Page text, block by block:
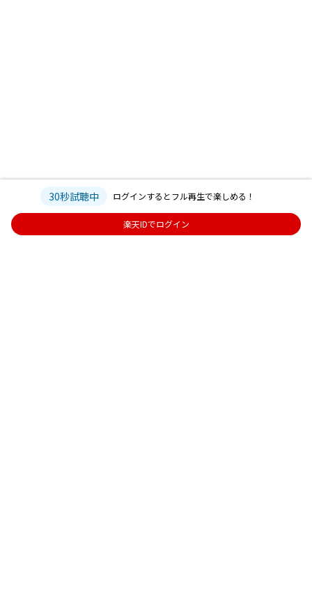
30秒試聴中 ログインするとフル再生で楽しめる！
楽天IDでログイン